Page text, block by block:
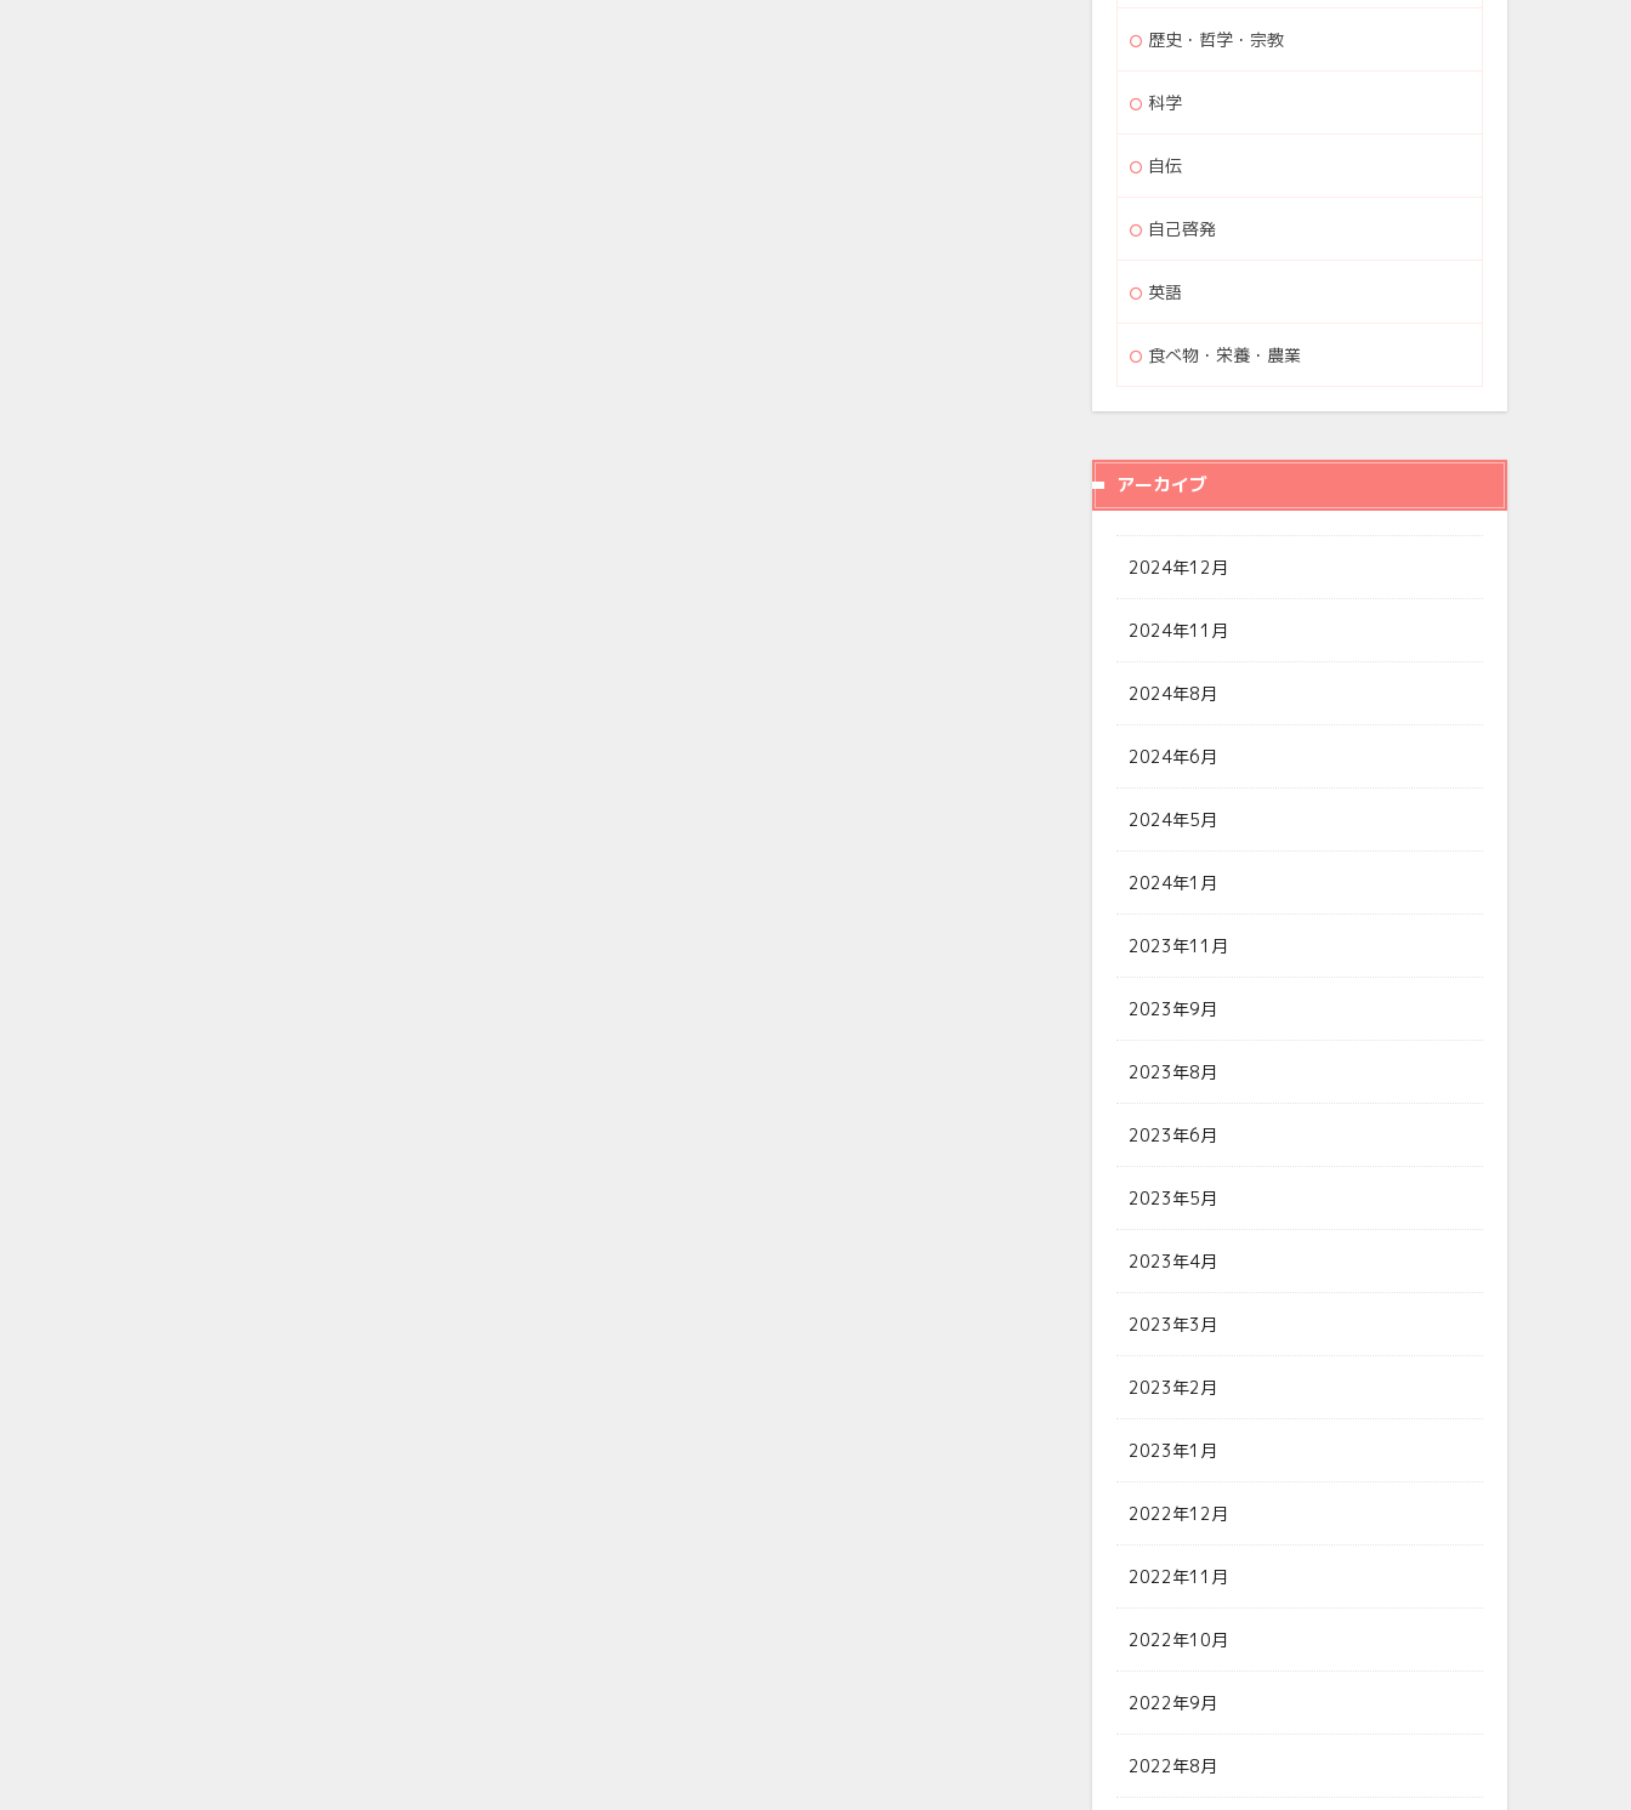
歴史・哲学・宗教
科学
自伝
自己啓発
英語
食べ物・栄養・農業
アーカイブ
2024年12月
2024年11月
2024年8月
2024年6月
2024年5月
2024年1月
2023年11月
2023年9月
2023年8月
2023年6月
2023年5月
2023年4月
2023年3月
2023年2月
2023年1月
2022年12月
2022年11月
2022年10月
2022年9月
2022年8月